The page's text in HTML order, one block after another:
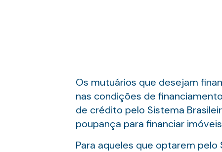
Os mutuários que desejam
nas condições de
de crédito pelo Sistema
poupança para financiar
Para aqueles que optarem